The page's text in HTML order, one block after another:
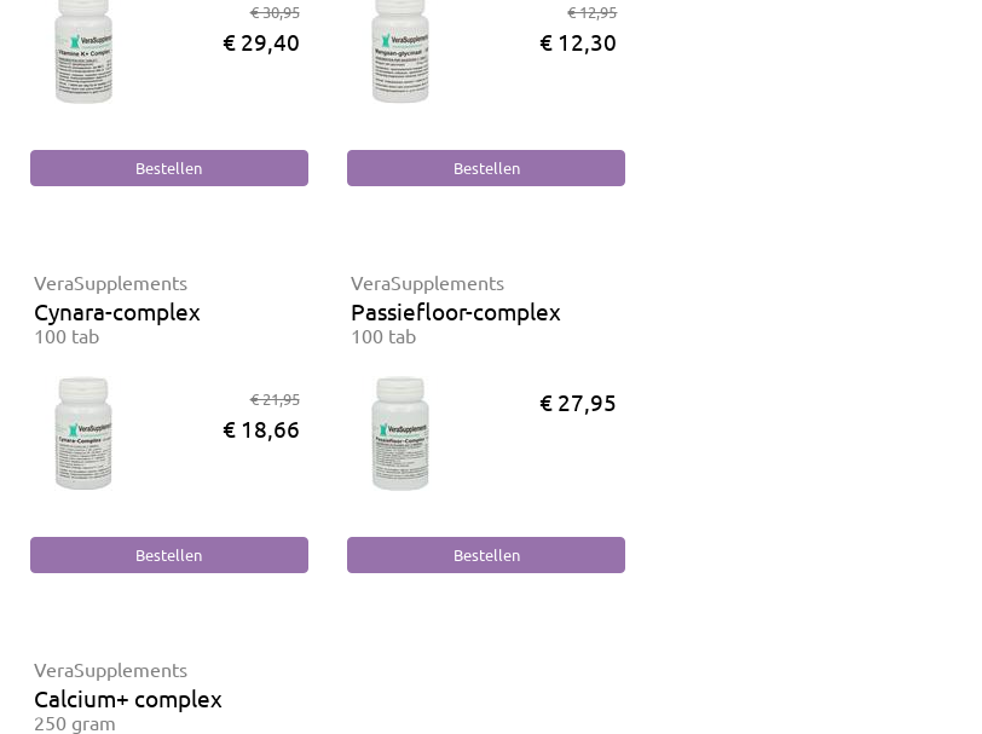
€ 30,95
€ 29,40
€ 12,95
€ 12,30
VeraSupplements
Cynara-complex
100 tab
€ 21,95
€ 18,66
VeraSupplements
Passiefloor-complex
100 tab
€ 27,95
VeraSupplements
Calcium+ complex
250 gram